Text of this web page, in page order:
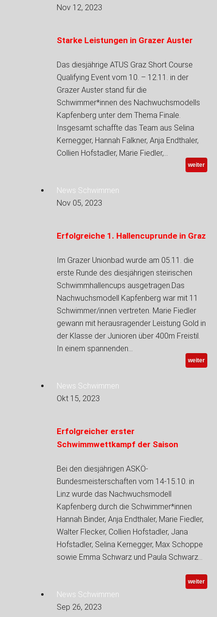
Nov 12, 2023
Starke Leistungen in Grazer Auster
Das diesjährige ATUS Graz Short Course
Qualifying Event vom 10. – 12.11. in der
Grazer Auster stand für die
Schwimmer*innen des Nachwuchsmodells
Kapfenberg unter dem Thema Finale.
Insgesamt schaffte das Team aus Selina
Kernegger, Hannah Falkner, Anja Endthaler,
Collien Hofstadler, Marie Fiedler,…
weiter
News Schwimmen
Nov 05, 2023
Erfolgreiche 1. Hallencuprunde in Graz
Im Grazer Unionbad wurde am 05.11. die
erste Runde des diesjährigen steirischen
Schwimmhallencups ausgetragen.Das
Nachwuchsmodell Kapfenberg war mit 11
Schwimmer/innen vertreten. Marie Fiedler
gewann mit herausragender Leistung Gold in
der Klasse der Junioren über 400m Freistil.
In einem spannenden…
weiter
News Schwimmen
Okt 15, 2023
Erfolgreicher erster
Schwimmwettkampf der Saison
Bei den diesjährigen ASKÖ-
Bundesmeisterschaften vom 14-15.10. in
Linz wurde das Nachwuchsmodell
Kapfenberg durch die Schwimmer*innen
Hannah Binder, Anja Endthaler, Marie Fiedler,
Walter Flecker, Collien Hofstadler, Jana
Hofstadler, Selina Kernegger, Max Schoppe
sowie Emma Schwarz und Paula Schwarz…
weiter
News Schwimmen
Sep 26, 2023